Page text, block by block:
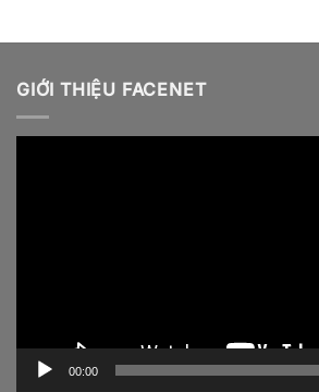
GIỚI THIỆU FACENET
00:00